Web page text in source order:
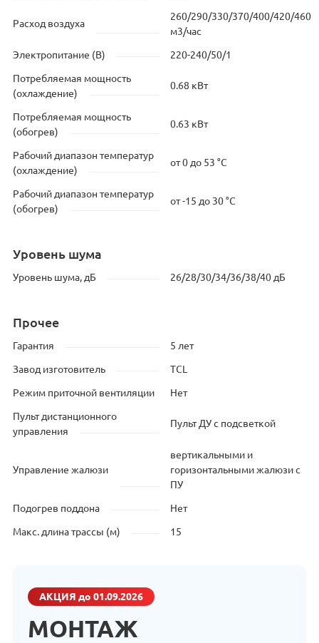
Расход воздуха
260/290/330/370/400/420/460
м3/час
Электропитание (В) 220-240/50/1
Потребляемая мощность
(охлаждение)
0.68 кВт
Потребляемая мощность
(обогрев)
0.63 кВт
Рабочий диапазон температур
(охлаждение)
от 0 до 53 °C
Рабочий диапазон температур
(обогрев)
от -15 до 30 °C
Уровень шума
Уровень шума, дБ 26/28/30/34/36/38/40 дБ
Прочее
Гарантия 5 лет
Завод изготовитель TCL
Режим приточной вентиляции Нет
Пульт дистанционного
управления
Пульт ДУ с подсветкой
Управление жалюзи
вертикальными и
горизонтальными жалюзи с
ПУ
Подогрев поддона Нет
Макс. длина трассы (м) 15
АКЦИЯ до 01.09.2026
МОНТАЖ